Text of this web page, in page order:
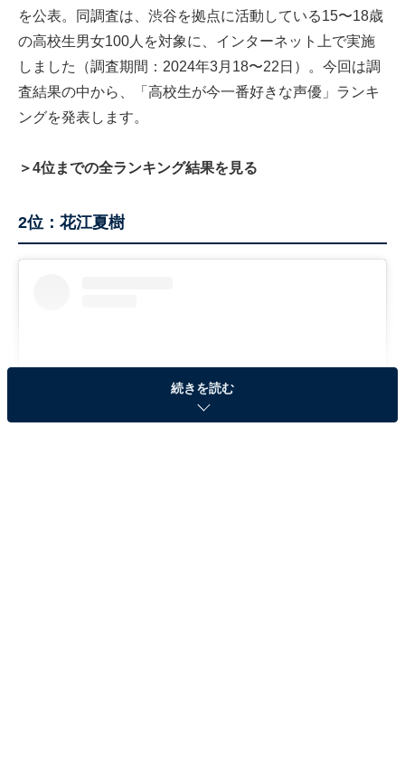
を公表。同調査は、渋谷を拠点に活動している15〜18歳
の高校生男女100人を対象に、インターネット上で実施
しました（調査期間：2024年3月18〜22日）。今回は調
査結果の中から、「高校生が今一番好きな声優」ランキ
ングを発表します。
＞4位までの全ランキング結果を見る
2位：花江夏樹
続きを読む